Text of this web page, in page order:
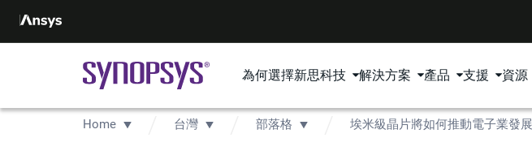
為何選擇新思科技 解決方案 產品 支援 資源
Home 台灣 部落格 埃米級晶片將如何推動電子業發